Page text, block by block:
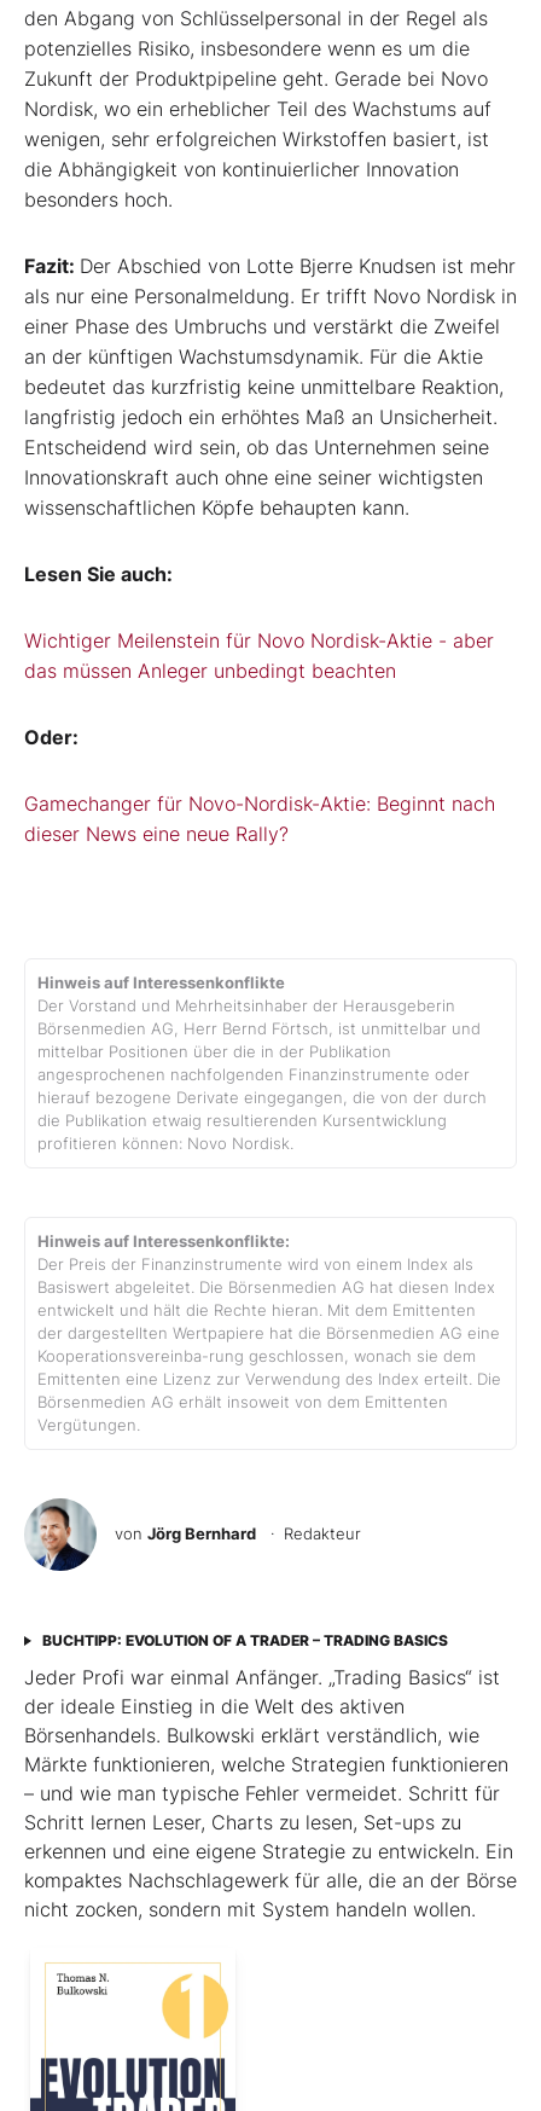
den Abgang von Schlüsselpersonal in der Regel als
potenzielles Risiko, insbesondere wenn es um die
Zukunft der Produktpipeline geht. Gerade bei Novo
Nordisk, wo ein erheblicher Teil des Wachstums auf
wenigen, sehr erfolgreichen Wirkstoffen basiert, ist
die Abhängigkeit von kontinuierlicher Innovation
besonders hoch.
Fazit: Der Abschied von Lotte Bjerre Knudsen ist mehr
als nur eine Personalmeldung. Er trifft Novo Nordisk in
einer Phase des Umbruchs und verstärkt die Zweifel
an der künftigen Wachstumsdynamik. Für die Aktie
bedeutet das kurzfristig keine unmittelbare Reaktion,
langfristig jedoch ein erhöhtes Maß an Unsicherheit.
Entscheidend wird sein, ob das Unternehmen seine
Innovationskraft auch ohne eine seiner wichtigsten
wissenschaftlichen Köpfe behaupten kann.
Lesen Sie auch:
Wichtiger Meilenstein für Novo Nordisk-Aktie - aber
das müssen Anleger unbedingt beachten
Oder:
Gamechanger für Novo-Nordisk-Aktie: Beginnt nach
dieser News eine neue Rally?
Hinweis auf Interessenkonflikte
Der Vorstand und Mehrheitsinhaber der Herausgeberin
Börsenmedien AG, Herr Bernd Förtsch, ist unmittelbar und
mittelbar Positionen über die in der Publikation
angesprochenen nachfolgenden Finanzinstrumente oder
hierauf bezogene Derivate eingegangen, die von der durch
die Publikation etwaig resultierenden Kursentwicklung
profitieren können: Novo Nordisk.
Hinweis auf Interessenkonflikte:
Der Preis der Finanzinstrumente wird von einem Index als
Basiswert abgeleitet. Die Börsenmedien AG hat diesen Index
entwickelt und hält die Rechte hieran. Mit dem Emittenten
der dargestellten Wertpapiere hat die Börsenmedien AG eine
Kooperationsvereinba-rung geschlossen, wonach sie dem
Emittenten eine Lizenz zur Verwendung des Index erteilt. Die
Börsenmedien AG erhält insoweit von dem Emittenten
Vergütungen.
von Jörg Bernhard · Redakteur
BUCHTIPP: EVOLUTION OF A TRADER – TRADING BASICS
Jeder Profi war einmal Anfänger. „Trading Basics“ ist
der ideale Einstieg in die Welt des aktiven
Börsenhandels. Bulkowski erklärt verständlich, wie
Märkte funktionieren, welche Strategien funktionieren
– und wie man typische Fehler vermeidet. Schritt für
Schritt lernen Leser, Charts zu lesen, Set-ups zu
erkennen und eine eigene Strategie zu entwickeln. Ein
kompaktes Nachschlagewerk für alle, die an der Börse
nicht zocken, sondern mit System handeln wollen.